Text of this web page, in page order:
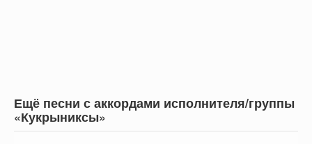
Ещё песни с аккордами исполнителя/группы
«Кукрыниксы»